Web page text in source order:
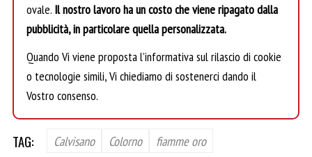
ovale. Il nostro lavoro ha un costo che viene ripagato dalla
pubblicità, in particolare quella personalizzata.
Quando Vi viene proposta l’informativa sul rilascio di cookie
o tecnologie simili, Vi chiediamo di sostenerci dando il
Vostro consenso.
TAG: Calvisano Colorno fiamme oro